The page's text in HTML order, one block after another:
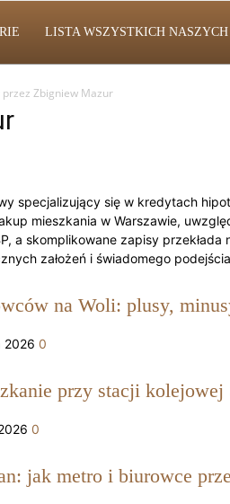
LISTA WSZYSTKICH
przez Zbigniew Mazur
specjalizujący się w kredytach
mieszkania w Warszawie,
a skomplikowane zapisy
założeń i świadomego
na Woli: plusy,
2026 0
przy stacji
0
jak metro i biurowce